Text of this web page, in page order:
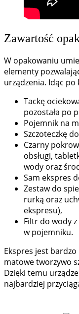
Zawartość
W opakowaniu
elementy
urządzenia. Idąc
Tackę
pozostała po
Pojemnik na
Szczoteczkę
Czarny
obsługi,
wody oraz
Sam ekspres
Zestaw do
rurką oraz
ekspresu),
Filtr do wody
w pojemniku.
Ekspres jest bardzo
matowe tworzywo
Dzięki temu
najbardziej